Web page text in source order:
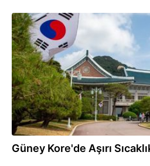
05.08.2026
Güney Kore'de Aşırı